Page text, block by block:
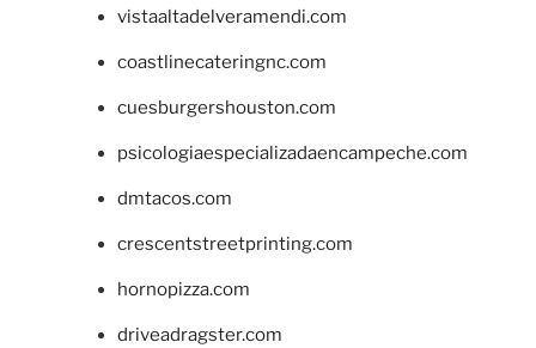
vistaaltadelveramendi.com
coastlinecateringnc.com
cuesburgershouston.com
psicologiaespecializadaencampeche.com
dmtacos.com
crescentstreetprinting.com
hornopizza.com
driveadragster.com